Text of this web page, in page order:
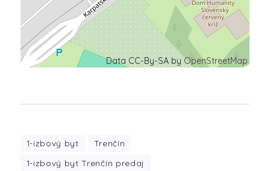
Data CC-By-SA byOpenStreetMap
1-izbový byt
Trenčín
1-izbový byt Trenčín predaj